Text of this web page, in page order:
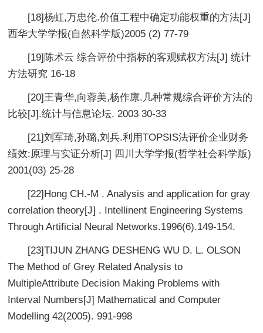
[18]杨虹,万忠伦.价值工程中确定功能权重的方法[J]
西华大学学报(自然科学版)2005 (2) 77-79
[19]陈术云 综合评价中指标的客观赋权方法[J] 统计
方法研究 16-18
[20]王青华,向蓉美,杨作廪.几种常规综合评价方法的
比较[J].统计与信息论坛. 2003 30-33
[21]刘军琦,孙璐,刘兵.利用TOPSIS法评价企业财务
绩效:原理与实证分析[J] 四川大学学报(哲学社会科学版)
2001(03) 25-28
[22]Hong CH.-M . Analysis and application for gray
correlation theory[J] . Intellinent Engineering Systems
Through Artificial Neural Networks.1996(6).149-154.
[23]TIJUN ZHANG DESHENG WU D. L. OLSON
The Method of Grey Related Analysis to
MultipleAttribute Decision Making Problems with
Interval Numbers[J] Mathematical and Computer
Modelling 42(2005). 991-998